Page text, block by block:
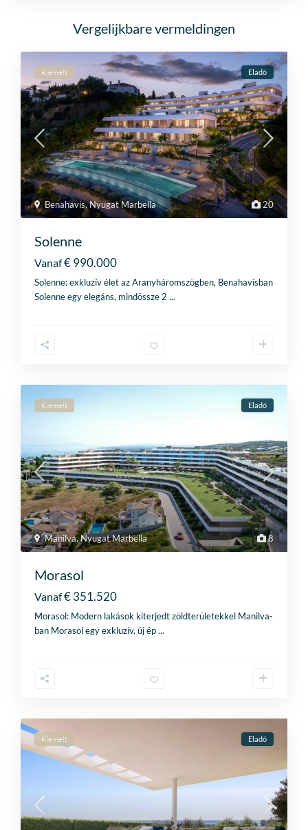
Vergelijkbare vermeldingen
20
Benahavis,Nyugat Marbella
Kiemelt Eladó
Solenne
Vanaf€ 990.000
Solenne: exkluzív élet az Aranyháromszögben, Benahavísban
Solenne egy elegáns, mindössze 2...
8
Manilva,Nyugat Marbella
Kiemelt Eladó
Morasol
Vanaf€ 351.520
Morasol: Modern lakások kiterjedt zöldterületekkel Manilva-
ban Morasol egy exkluzív, új ép...
Kiemelt Eladó